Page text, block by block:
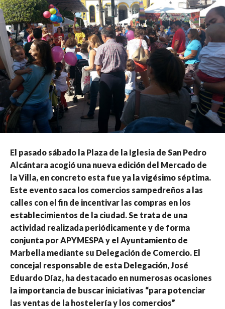
El pasado sábado la Plaza de la Iglesia de San Pedro
Alcántara acogió una nueva edición del Mercado de
la Villa, en concreto esta fue ya la vigésimo séptima.
Este evento saca los comercios sampedreños a las
calles con el fin de incentivar las compras en los
establecimientos de la ciudad. Se trata de una
actividad realizada periódicamente y de forma
conjunta por APYMESPA y el Ayuntamiento de
Marbella mediante su Delegación de Comercio. El
concejal responsable de esta Delegación, José
Eduardo Díaz, ha destacado en numerosas ocasiones
la importancia de buscar iniciativas “para potenciar
las ventas de la hostelería y los comercios”